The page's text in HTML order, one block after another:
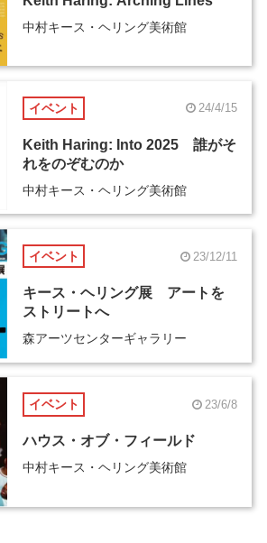
中村キース・ヘリング美術館
イベント 24/4/15
Keith Haring: Into 2025 誰がそ
れをのぞむのか
中村キース・ヘリング美術館
イベント 23/12/11
キース・ヘリング展 アートを
ストリートへ
森アーツセンターギャラリー
イベント 23/6/8
ハウス・オブ・フィールド
中村キース・ヘリング美術館